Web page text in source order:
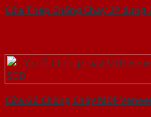
Cửa Thép Chống Cháy 2P dung
Cửa Gỗ Chống Cháy MDF